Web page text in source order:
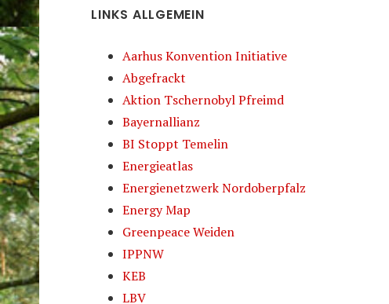
LINKS ALLGEMEIN
Aarhus Konvention Initiative
Abgefrackt
Aktion Tschernobyl Pfreimd
Bayernallianz
BI Stoppt Temelin
Energieatlas
Energienetzwerk Nordoberpfalz
Energy Map
Greenpeace Weiden
IPPNW
KEB
LBV